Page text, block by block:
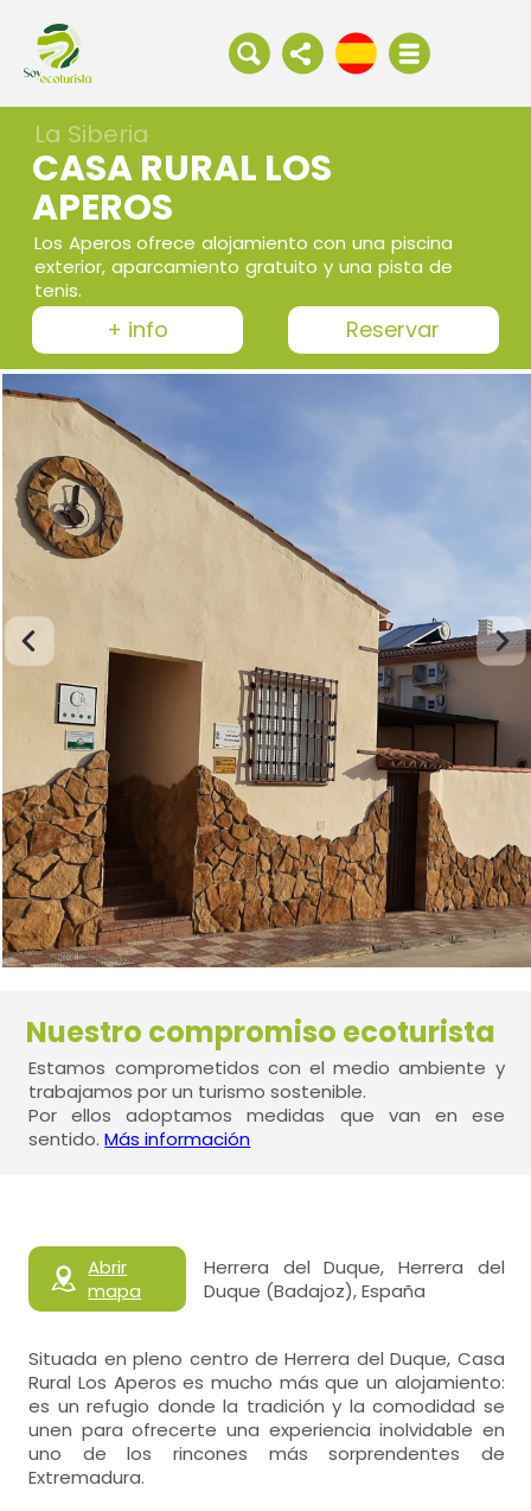
La Siberia
CASA RURAL LOS
APEROS
Los Aperos ofrece alojamiento con una piscina
exterior, aparcamiento gratuito y una pista de
tenis.
+ info Reservar
Nuestro compromiso ecoturista
Estamos comprometidos con el medio ambiente y
trabajamos por un turismo sostenible.
Por ellos adoptamos medidas que van en ese
sentido.Más información
Abrir
mapa
Herrera del Duque, Herrera del
Duque (Badajoz), España
Situada en pleno centro de Herrera del Duque, Casa
Rural Los Aperos es mucho más que un alojamiento:
es un refugio donde la tradición y la comodidad se
unen para ofrecerte una experiencia inolvidable en
uno de los rincones más sorprendentes de
Extremadura.